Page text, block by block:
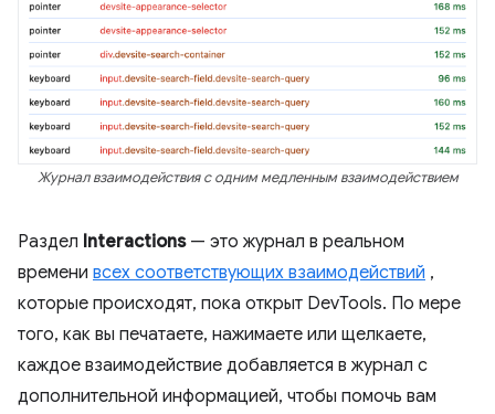
Журнал взаимодействия с одним медленным взаимодействием
Раздел Interactions— это журнал в реальном
времени всех соответствующих взаимодействий ,
которые происходят, пока открыт DevTools. По мере
того, как вы печатаете, нажимаете или щелкаете,
каждое взаимодействие добавляется в журнал с
дополнительной информацией, чтобы помочь вам